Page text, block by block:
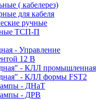
( кабелерез)
для кабеля
ручные
ТСП-П
- Управление
12 В
- КЛЛ промышленная
- КЛЛ формы FST2
- ДНаТ
- ДРВ